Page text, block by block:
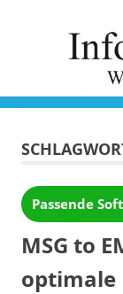
MSG to
optimale